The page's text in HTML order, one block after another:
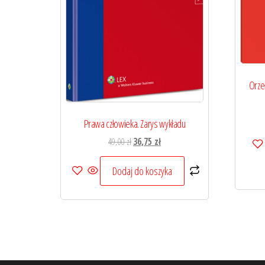
Prawa człowieka. Zarys wykładu
49,00złPierwotna
cena
wynosiła:
49,00 zł.
36,75 złAktualna
cena
wynosi:
36,75 zł.
Dodaj do koszyka